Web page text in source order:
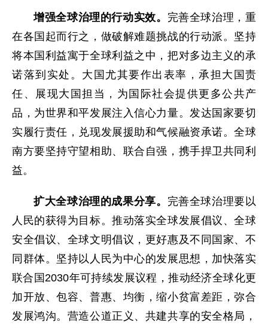
增强全球治理的行动实效。 完善全球治理，重
在各国起而行之，做破解难题挑战的行动派。坚持
将本国利益寓于全球利益之中，把对多边主义的承
诺落到实处。大国尤其要作出表率，承担大国责
任、展现大国担当，为国际社会提供更多公共产
品，为世界和平发展注入信心力量。发达国家要切
实履行责任，兑现发展援助和气候融资承诺。全球
南方要坚持守望相助、联合自强，携手捍卫共同利
益。
扩大全球治理的成果分享。 完善全球治理要以
人民的获得为目标。推动落实全球发展倡议、全球
安全倡议、全球文明倡议，更好惠及不同国家、不
同群体。坚持以人民为中心的发展思想，加快落实
联合国2030年可持续发展议程，推动经济全球化更
加开放、包容、普惠、均衡，缩小贫富差距，弥合
发展鸿沟。营造公道正义、共建共享的安全格局，